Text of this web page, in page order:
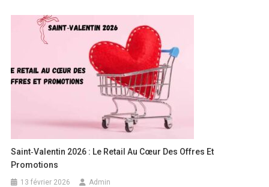
Saint‑Valentin 2026 : Le Retail Au Cœur Des Offres Et
Promotions
13 février 2026 Admin